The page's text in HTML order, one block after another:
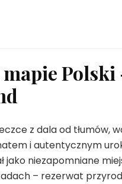
z dala od tłumów,
i autentycznym
jako niezapomniane
– rezerwat